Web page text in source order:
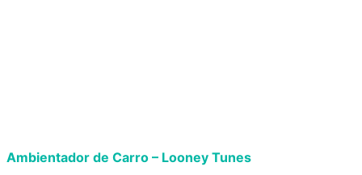
Ambientador de Carro – Looney Tunes